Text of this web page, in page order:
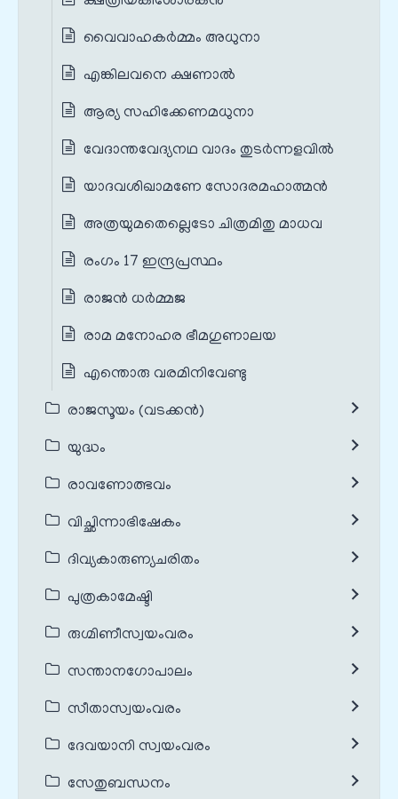
വൈവാഹകർമ്മം അധുനാ
എങ്കിലവനെ ക്ഷണാൽ
ആര്യ സഹിക്കേണമധുനാ
വേദാന്തവേദ്യനഥ വാദം തുടർന്നളവിൽ
യാദവശിഖാമണേ സോദരമഹാത്മൻ
അത്രയുമതെല്ലെടോ ചിത്രമിതു മാധവ
രംഗം 17 ഇന്ദ്രപ്രസ്ഥം
രാജൻ ധർമ്മജ
രാമ മനോഹര ഭീമഗുണാലയ
എന്തൊരു വരമിനിവേണ്ടു
രാജസൂയം (വടക്കൻ)
യുദ്ധം
രാവണോത്ഭവം
വിച്ഛിന്നാഭിഷേകം
ദിവ്യകാരുണ്യചരിതം
പുത്രകാമേഷ്ടി
രുഗ്മിണീസ്വയംവരം
സന്താനഗോപാലം
സീതാസ്വയംവരം
ദേവയാനി സ്വയംവരം
സേതുബന്ധനം